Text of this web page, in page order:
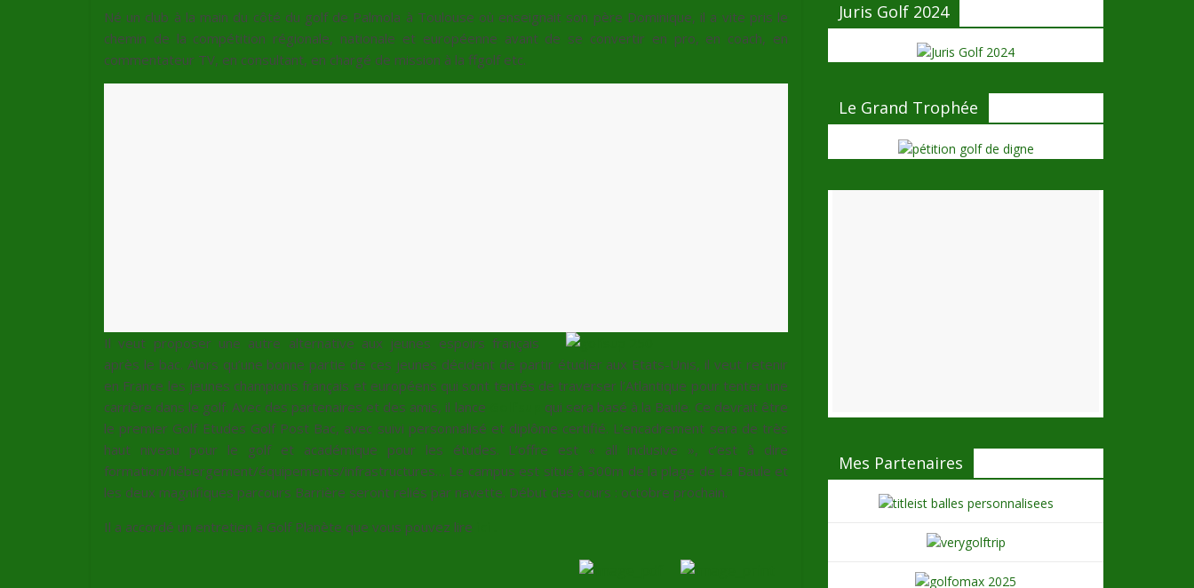
Né un club à la main du côté du golf de Palmola à Toulouse où enseignait son père Dominique, il a vite pris le
chemin de la compétition régionale, nationale et européenne avant de se convertir en pro, en coach, en
commentateur TV, en consultant, en chargé de mission à la ffgolf etc.
Il veut proposer une autre alternative aux jeunes espoirs français
après le bac. Alors qu’une bonne partie de ces jeunes décident de partir étudier aux Etats-Unis, il veut retenir
en France les jeunes champions français et européens qui sont tentés de traverser l’Atlantique pour tenter une
carrière dans le golf. Avec des partenaires et des amis, il lance
qui sera basé à la Baule. Ce devrait être
le premier Golf Etudes Golf Post Bac, avec suivi personnalisé et diplôme certifié. L’encadrement sera de très
haut niveau pour le golf et académique pour les études. L’offre est « all inclusive », c’est à dire
formation/hébergement/équipements/infrastructures… Le campus est situé à 300m de la plage de La Baule et
les deux magnifiques parcours Barrière seront reliés par navette. Début des cours : octobre prochain.
Il a accordé un entretien à Golf Planète que vous pouvez lire
Juris Golf 2024
Le Grand Trophée
Mes Partenaires